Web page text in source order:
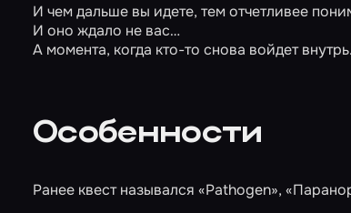
И чем дальше вы идете, тем отчетливее
И оно ждало не вас…
А момента, когда кто-то снова войдет внутрь.
Особенности
Ранее квест назывался «Pathogen»,